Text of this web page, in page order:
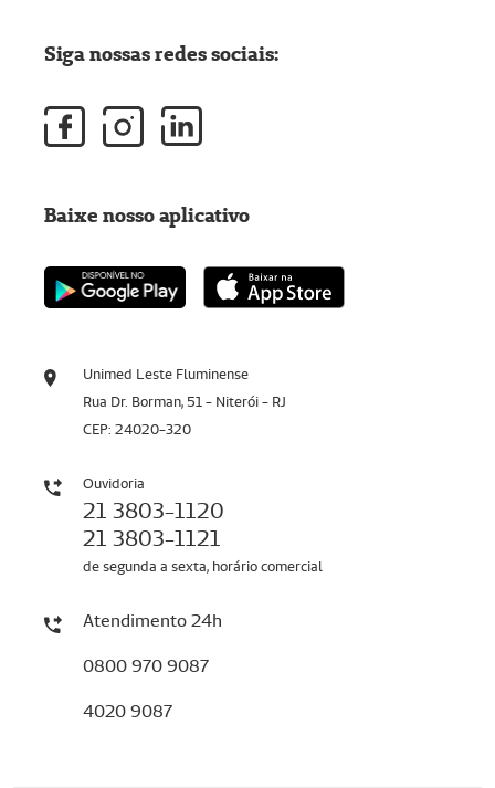
Unimed Leste Fluminense
Rua Dr. Borman, 51 - Niterói - RJ
CEP: 24020-320
Ouvidoria
21 3803-1120
21 3803-1121
de segunda a sexta, horário comercial
Atendimento 24h
0800 970 9087
4020 9087
Siga nossas redes sociais:
Baixe nosso aplicativo